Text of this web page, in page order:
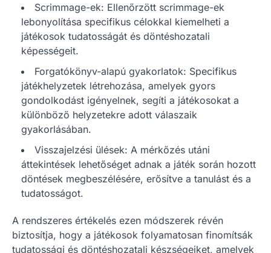
Scrimmage-ek: Ellenőrzött scrimmage-ek
lebonyolítása specifikus célokkal kiemelheti a
játékosok tudatosságát és döntéshozatali
képességeit.
Forgatókönyv-alapú gyakorlatok: Specifikus
játékhelyzetek létrehozása, amelyek gyors
gondolkodást igényelnek, segíti a játékosokat a
különböző helyzetekre adott válaszaik
gyakorlásában.
Visszajelzési ülések: A mérkőzés utáni
áttekintések lehetőséget adnak a játék során hozott
döntések megbeszélésére, erősítve a tanulást és a
tudatosságot.
A rendszeres értékelés ezen módszerek révén
biztosítja, hogy a játékosok folyamatosan finomítsák
tudatossági és döntéshozatali készségeiket, amelyek